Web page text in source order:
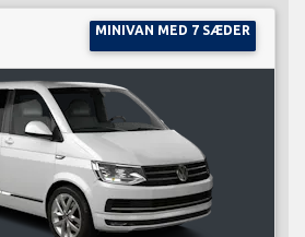
MINIVAN MED 7 SÆDER